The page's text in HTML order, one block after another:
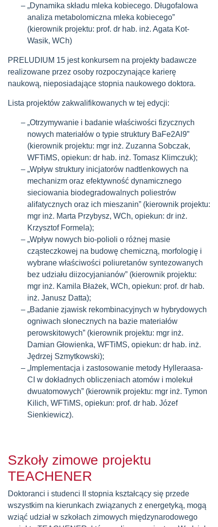
„Dynamika składu mleka kobiecego. Długofalowa
analiza metabolomiczna mleka kobiecego”
(kierownik projektu: prof. dr hab. inż. Agata Kot-
Wasik, WCh)
PRELUDIUM 15 jest konkursem na projekty badawcze
realizowane przez osoby rozpoczynające karierę
naukową, nieposiadające stopnia naukowego doktora.
Lista projektów zakwalifikowanych w tej edycji:
„Otrzymywanie i badanie właściwości fizycznych
nowych materiałów o typie struktury BaFe2Al9”
(kierownik projektu: mgr inż. Zuzanna Sobczak,
WFTiMS, opiekun: dr hab. inż. Tomasz Klimczuk);
„Wpływ struktury inicjatorów nadtlenkowych na
mechanizm oraz efektywność dynamicznego
sieciowania biodegradowalnych poliestrów
alifatycznych oraz ich mieszanin” (kierownik projektu:
mgr inż. Marta Przybysz, WCh, opiekun: dr inż.
Krzysztof Formela);
„Wpływ nowych bio-polioli o różnej masie
cząsteczkowej na budowę chemiczną, morfologię i
wybrane właściwości poliuretanów syntezowanych
bez udziału diizocyjanianów” (kierownik projektu:
mgr inż. Kamila Błażek, WCh, opiekun: prof. dr hab.
inż. Janusz Datta);
„Badanie zjawisk rekombinacyjnych w hybrydowych
ogniwach słonecznych na bazie materiałów
perowskitowych” (kierownik projektu: mgr inż.
Damian Głowienka, WFTiMS, opiekun: dr hab. inż.
Jędrzej Szmytkowski);
„Implementacja i zastosowanie metody Hylleraasa-
CI w dokładnych obliczeniach atomów i molekuł
dwuatomowych” (kierownik projektu: mgr inż. Tymon
Kilich, WFTiMS, opiekun: prof. dr hab. Józef
Sienkiewicz).
Szkoły zimowe projektu
TEACHENER
Doktoranci i studenci II stopnia kształcący się przede
wszystkim na kierunkach związanych z energetyką, mogą
wziąć udział w szkołach zimowych międzynarodowego